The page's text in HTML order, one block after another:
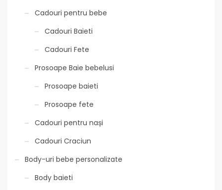
Cadouri pentru bebe
Cadouri Baieti
Cadouri Fete
Prosoape Baie bebelusi
Prosoape baieti
Prosoape fete
Cadouri pentru nași
Cadouri Craciun
Body-uri bebe personalizate
Body baieti